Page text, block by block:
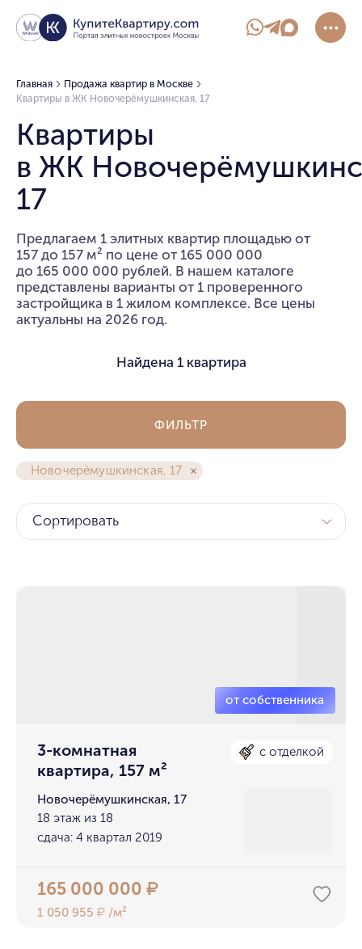
Главная
Продажа квартир в Москве
Квартиры в ЖК Новочерёмушкинская, 17
Квартиры
в ЖК
17
Предлагаем 1 элитных квартир площадью от
157 до 157 м² по цене от 165 000 000
до 165 000 000 рублей. В нашем каталоге
представлены варианты от 1 проверенного
застройщика в 1 жилом комплексе. Все цены
актуальны на 2026 год.
Найдена 1 квартира
Новочерёмушкинская, 17
ФИЛЬТР
Сортировать
3-комнатная
квартира, 157 м²
с отделкой
Новочерёмушкинская, 17
18 этаж из 18
сдача: 4 квартал 2019
165 000 000₽
1 050 955₽ /м²